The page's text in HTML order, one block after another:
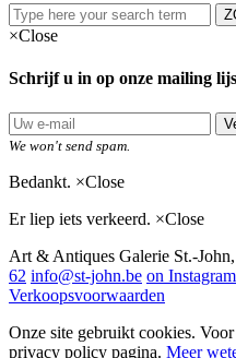
×Close
Schrijf u in op onze mailing
We won't send spam.
Bedankt. ×Close
Er liep iets verkeerd. ×Close
Art & Antiques Galerie St.-
62 info@st-john.be on Instagram
Verkoopsvoorwaarden
Onze site gebruikt cookies.
privacy policy pagina. Meer